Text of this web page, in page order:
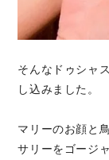
そんなドゥシャ
し込みました。
マリーのお顔と
サリーをゴージ